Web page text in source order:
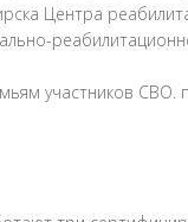
Центра
участников СВО.